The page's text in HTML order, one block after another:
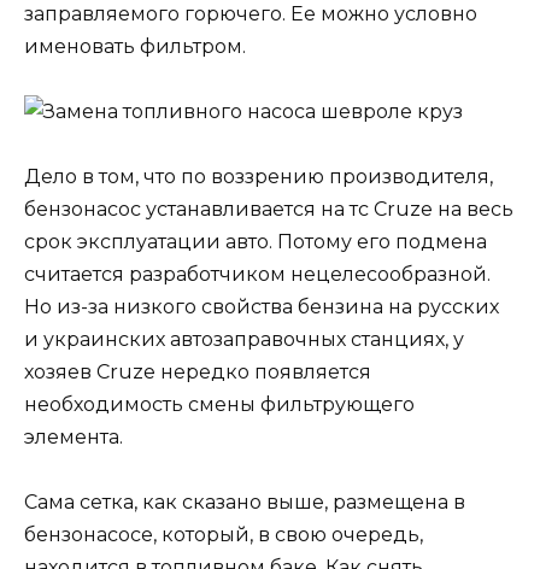
заправляемого горючего. Ее можно условно
именовать фильтром.
Дело в том, что по воззрению производителя,
бензонасос устанавливается на тс Cruze на весь
срок эксплуатации авто. Потому его подмена
считается разработчиком нецелесообразной.
Но из-за низкого свойства бензина на русских
и украинских автозаправочных станциях, у
хозяев Cruze нередко появляется
необходимость смены фильтрующего
элемента.
Сама сетка, как сказано выше, размещена в
бензонасосе, который, в свою очередь,